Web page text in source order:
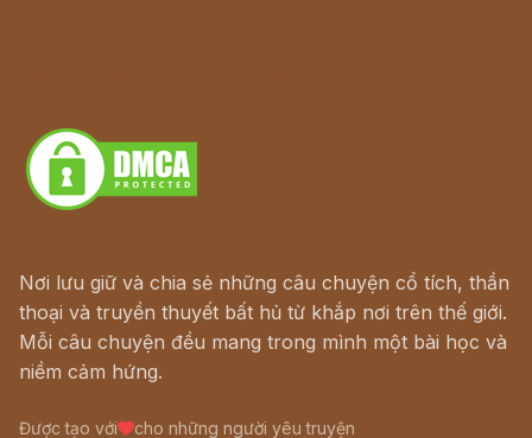
Nơi lưu giữ và chia sẻ những câu chuyện cổ tích, thần
thoại và truyền thuyết bất hủ từ khắp nơi trên thế giới.
Mỗi câu chuyện đều mang trong mình một bài học và
niềm cảm hứng.
Được tạo với cho những người yêu truyện